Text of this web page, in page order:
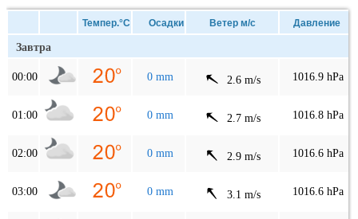
Темпер.°C Осадки Ветер м/с Давление
Завтра
00:00 0 mm 2.6 m/s 1016.9 hPa
01:00 0 mm 2.7 m/s 1016.8 hPa
02:00 0 mm 2.9 m/s 1016.6 hPa
03:00 0 mm 3.1 m/s 1016.6 hPa